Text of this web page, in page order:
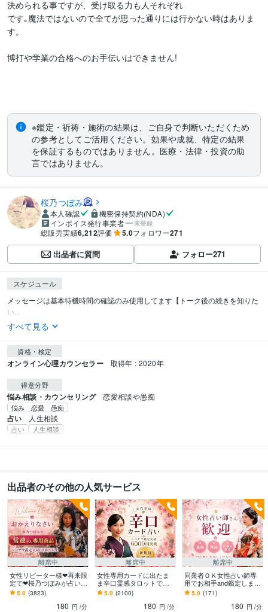
決められる事ですが、受け取る力も人それぞれ
です｡魔法ではないので全てが思った通りには行かない時はありま
す。
博打や学業の合格へのお手伝いはできません!
※鑑定・祈祷・施術の結果は、ご自身で判断いただくため
の参考としてご活用ください。効果や成就、特定の結果
を保証するものではありません。医療・法律・投資の助
言ではありません。
桜乃つぼみ
本人確認
機密保持契約(NDA)
インボイス発行事業者
未登録
総販売実績6,212評価 5.0フォロワー271
出品者に質問 フォロー271
スケジュール
メッセージは基本待機時間の確認のみ使用してます【トーク後の続きを知りた
い...
すべて見る
資格・検定
オンライン心理カウンセラー 取得年 : 2020年
得意分野
悩み相談・カウンセリング 恋愛相談や愚痴
悩み 恋愛 愚痴
占い 人生相談
占い 人生相談
出品者のその他の人気サービス
離席中
女性リピーター様❤再来限
定で❤桜乃つぼみが占いま
す 仕事✨恋愛✨家庭✨複雑
etc.タロットを使って辛口
5.0 (3823)
180 円 /分
離席中
女性専用カードに出たま
ま辛口霊感タロットで占
います 新規様も歓迎❤恋
愛❤複雑❤仕事❤家族❤悩
んだ時は気楽にどうぞ
5.0 (2100)
180 円 /分
離席中
同業者ＯＫ女性占い師専
用でお相手and鑑定します
✨愚痴✨相談✨雑談✨仕事
✨恋愛✨鑑定の悩み✨お客
5.0 (171)
180 円 /分